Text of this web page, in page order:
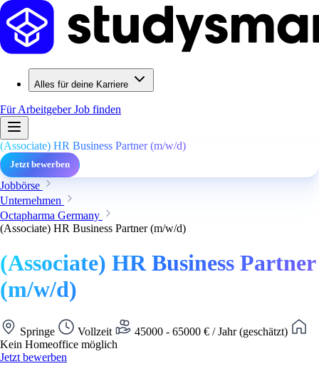
Alles für deine Karriere
Für ArbeitgeberJob finden
(Associate) HR Business Partner (m/w/d)
Jetzt bewerben
Jobbörse
Unternehmen
Octapharma Germany
(Associate) HR Business Partner (m/w/d)
(Associate) HR Business Partner
(m/w/d)
Springe Vollzeit
45000 - 65000 € / Jahr (geschätzt)
Kein Homeoffice möglich
Jetzt bewerben